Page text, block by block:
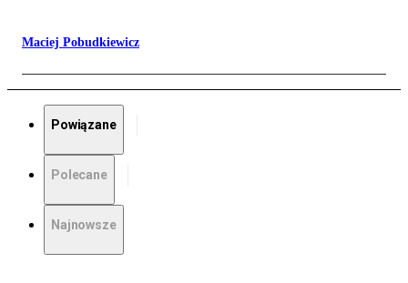
Maciej Pobudkiewicz
Powiązane
Polecane
Najnowsze